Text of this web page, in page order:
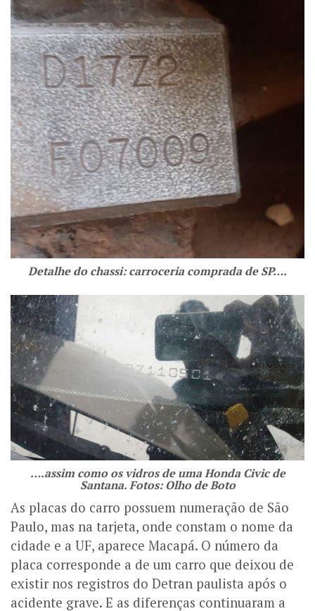
Detalhe do chassi: carroceria comprada de SP….
….assim como os vidros de uma Honda Civic de
Santana. Fotos: Olho de Boto
As placas do carro possuem numeração de São
Paulo, mas na tarjeta, onde constam o nome da
cidade e a UF, aparece Macapá. O número da
placa corresponde a de um carro que deixou de
existir nos registros do Detran paulista após o
acidente grave. E as diferenças continuaram a